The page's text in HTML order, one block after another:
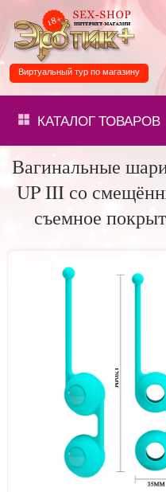
Виртуальный тур по магазину
КАТАЛОГТОВАРОВ
Вагинальные
UP III со
съемное